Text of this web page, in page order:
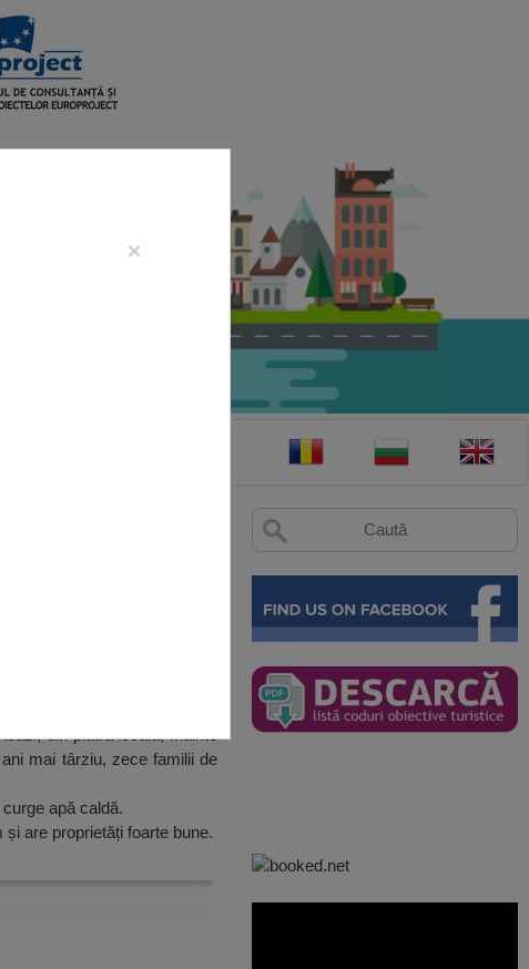
din piatră locală, înainte
mai târziu, zece familii de
apă caldă.
are proprietăți foarte bune.
×